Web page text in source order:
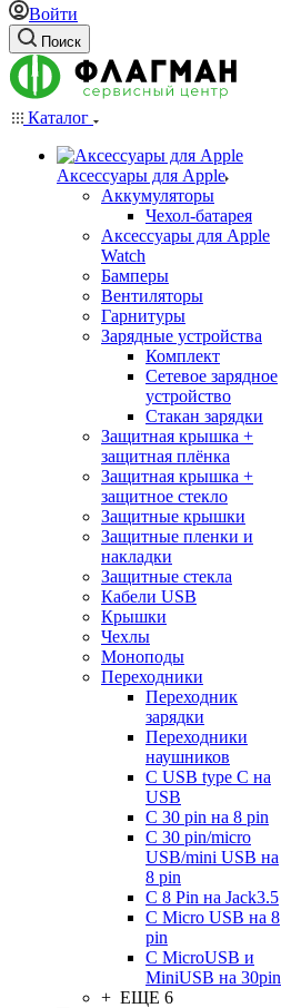
Войти
Поиск
Каталог
Аксессуары для Apple
Аккумуляторы
Чехол-батарея
Аксессуары для Apple
Watch
Бамперы
Вентиляторы
Гарнитуры
Зарядные устройства
Комплект
Сетевое зарядное
устройство
Стакан зарядки
Защитная крышка +
защитная плёнка
Защитная крышка +
защитное стекло
Защитные крышки
Защитные пленки и
накладки
Защитные стекла
Кабели USB
Крышки
Чехлы
Моноподы
Переходники
Переходник
зарядки
Переходники
наушников
С USB type C на
USB
С 30 pin на 8 pin
С 30 pin/micro
USB/mini USB на
8 pin
С 8 Pin на Jack3.5
С Micro USB на 8
pin
С MicroUSB и
MiniUSB на 30pin
+ ЕЩЕ 6